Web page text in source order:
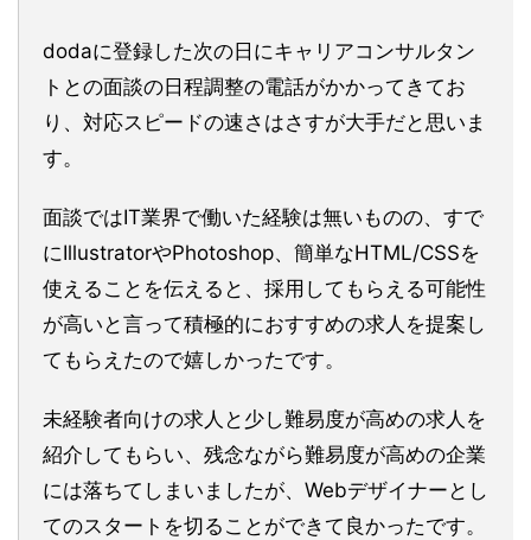
dodaに登録した次の日にキャリアコンサルタン
トとの面談の日程調整の電話がかかってきてお
り、対応スピードの速さはさすが大手だと思いま
す。
面談ではIT業界で働いた経験は無いものの、すで
にIllustratorやPhotoshop、簡単なHTML/CSSを
使えることを伝えると、採用してもらえる可能性
が高いと言って積極的におすすめの求人を提案し
てもらえたので嬉しかったです。
未経験者向けの求人と少し難易度が高めの求人を
紹介してもらい、残念ながら難易度が高めの企業
には落ちてしまいましたが、Webデザイナーとし
てのスタートを切ることができて良かったです。